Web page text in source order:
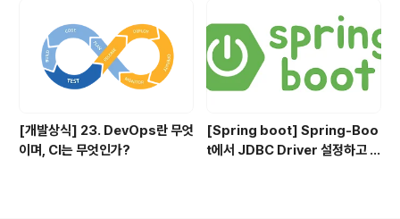
[개발상식] 23. DevOps란 무엇
이며, CI는 무엇인가?
[Spring boot] Spring-Boo
t에서 JDBC Driver 설정하고 사